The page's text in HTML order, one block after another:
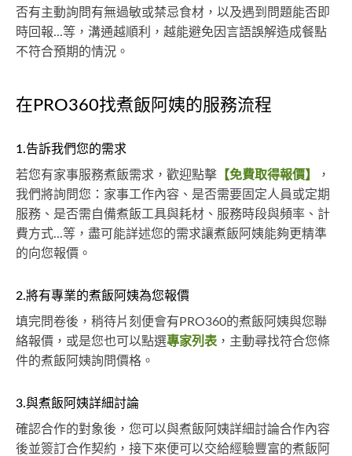
否有主動詢問有無過敏或禁忌食材，以及遇到問題能否即
時回報...等，溝通越順利，越能避免因言語誤解造成餐點
不符合預期的情況。
在PRO360找煮飯阿姨的服務流程
1.告訴我們您的需求
若您有家事服務煮飯需求，歡迎點擊 【免費取得報價】
，
我們將詢問您：家事工作內容、是否需要固定人員或定期
服務、是否需自備煮飯工具與耗材、服務時段與頻率、計
費方式...等，盡可能詳述您的需求讓煮飯阿姨能夠更精準
的向您報價。
2.將有專業的煮飯阿姨為您報價
填完問卷後，稍待片刻便會有PRO360的煮飯阿姨與您聯
絡報價，或是您也可以點選專家列表 ，主動尋找符合您條
件的煮飯阿姨詢問價格。
3.與煮飯阿姨詳細討論
確認合作的對象後，您可以與煮飯阿姨詳細討論合作內容
後並簽訂合作契約，接下來便可以交給經驗豐富的煮飯阿